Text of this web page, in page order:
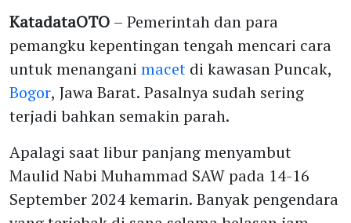
KatadataOTO – Pemerintah dan para
pemangku kepentingan tengah mencari cara
untuk menangani macet di kawasan Puncak,
Bogor, Jawa Barat. Pasalnya sudah sering
terjadi bahkan semakin parah.
Apalagi saat libur panjang menyambut
Maulid Nabi Muhammad SAW pada 14-16
September 2024 kemarin. Banyak pengendara